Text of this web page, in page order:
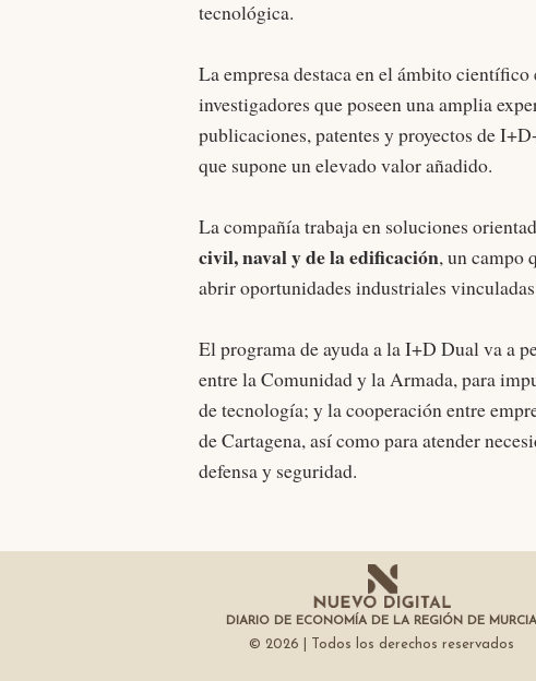
tecnológica.
La empresa destaca en el ámbito
investigadores que poseen una amplia
publicaciones, patentes y proyectos de
que supone un elevado valor añadido.
La compañía trabaja en soluciones
civil, naval y de la edificación, un campo
abrir oportunidades industriales
El programa de ayuda a la I+D Dual va a
entre la Comunidad y la Armada, para
de tecnología; y la cooperación entre
de Cartagena, así como para atender
defensa y seguridad.
DIARIO DE ECONOMÍA DE LA REGIÓN DE MURCIA
© 2026 | Todos los derechos reservados